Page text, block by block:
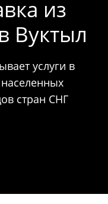
из
Вуктыл
услуги в
стран СНГ